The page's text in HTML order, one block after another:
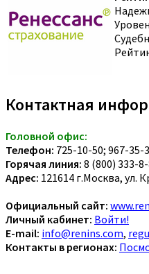
Контактная
Головной офис:
Телефон: 725-10-50; 967-35-
Горячая линия: 8 (800) 333-
Адрес: 121614 г.Москва, ул.
Официальный сайт:
Личный кабинет: Войти!
E-mail: info@renins.com,
Контакты в регионах: